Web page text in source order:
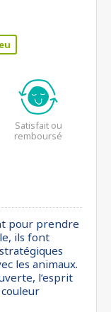
Satisfait ou
remboursé
pour prendre
ils font
les animaux.
l’esprit